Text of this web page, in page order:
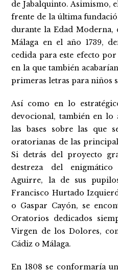
de Jabalquinto. Asimismo,
frente de la última
durante la Edad Moderna,
Málaga en el año 1739,
cedida para este efecto
en la que también
primeras letras para niños
Así como en lo
devocional, también en lo
las bases sobre las que
oratorianas de las
Si detrás del proyecto
destreza del
Aguirre, la de sus
Francisco Hurtado
o Gaspar Cayón, se
Oratorios dedicados
Virgen de los Dolores,
Cádiz o Málaga.
En 1808 se conformaría